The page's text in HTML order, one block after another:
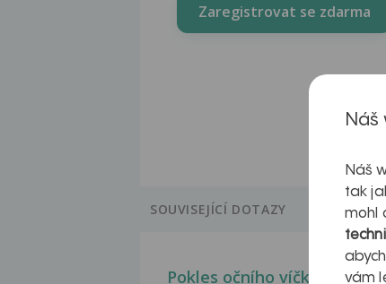
Zaregistrovat se zdarma
SOUVISEJÍCÍ DOTAZY
Pokles očního víčka
Náš
Náš
tak
mohl
vám